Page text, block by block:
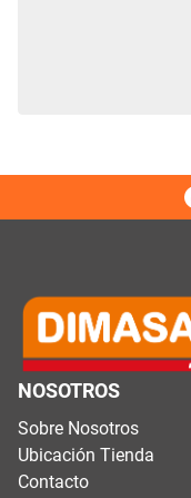
NOSOTROS
Sobre Nosotros
Ubicación Tienda
Contacto